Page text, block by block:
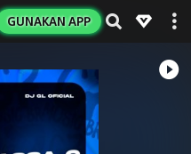
GUNAKAN APP